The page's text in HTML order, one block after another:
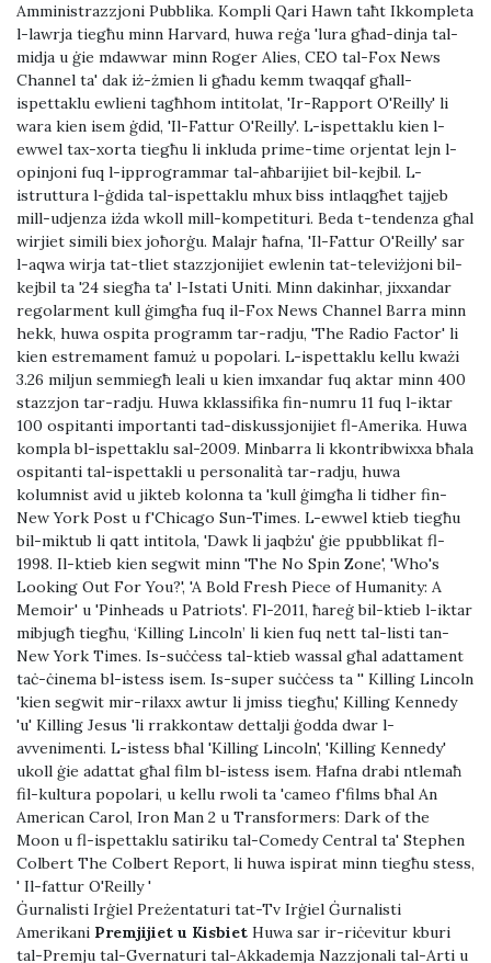
Amministrazzjoni Pubblika. Kompli Qari Hawn taħt Ikkompleta
l-lawrja tiegħu minn Harvard, huwa reġa 'lura għad-dinja tal-
midja u ġie mdawwar minn Roger Alies, CEO tal-Fox News
Channel ta' dak iż-żmien li għadu kemm twaqqaf għall-
ispettaklu ewlieni tagħhom intitolat, 'Ir-Rapport O'Reilly' li
wara kien isem ġdid, 'Il-Fattur O'Reilly'. L-ispettaklu kien l-
ewwel tax-xorta tiegħu li inkluda prime-time orjentat lejn l-
opinjoni fuq l-ipprogrammar tal-aħbarijiet bil-kejbil. L-
istruttura l-ġdida tal-ispettaklu mhux biss intlaqgħet tajjeb
mill-udjenza iżda wkoll mill-kompetituri. Beda t-tendenza għal
wirjiet simili biex joħorġu. Malajr ħafna, 'Il-Fattur O'Reilly' sar
l-aqwa wirja tat-tliet stazzjonijiet ewlenin tat-televiżjoni bil-
kejbil ta '24 siegħa ta' l-Istati Uniti. Minn dakinhar, jixxandar
regolarment kull ġimgħa fuq il-Fox News Channel Barra minn
hekk, huwa ospita programm tar-radju, 'The Radio Factor' li
kien estremament famuż u popolari. L-ispettaklu kellu kważi
3.26 miljun semmiegħ leali u kien imxandar fuq aktar minn 400
stazzjon tar-radju. Huwa kklassifika fin-numru 11 fuq l-iktar
100 ospitanti importanti tad-diskussjonijiet fl-Amerika. Huwa
kompla bl-ispettaklu sal-2009. Minbarra li kkontribwixxa bħala
ospitanti tal-ispettakli u personalità tar-radju, huwa
kolumnist avid u jikteb kolonna ta 'kull ġimgħa li tidher fin-
New York Post u f'Chicago Sun-Times. L-ewwel ktieb tiegħu
bil-miktub li qatt intitola, 'Dawk li jaqbżu' ġie ppubblikat fl-
1998. Il-ktieb kien segwit minn 'The No Spin Zone', 'Who's
Looking Out For You?', 'A Bold Fresh Piece of Humanity: A
Memoir' u 'Pinheads u Patriots'. Fl-2011, ħareġ bil-ktieb l-iktar
mibjugħ tiegħu, ‘Killing Lincoln’ li kien fuq nett tal-listi tan-
New York Times. Is-suċċess tal-ktieb wassal għal adattament
taċ-ċinema bl-istess isem. Is-super suċċess ta '' Killing Lincoln
'kien segwit mir-rilaxx awtur li jmiss tiegħu,' Killing Kennedy
'u' Killing Jesus 'li rrakkontaw dettalji ġodda dwar l-
avvenimenti. L-istess bħal 'Killing Lincoln', 'Killing Kennedy'
ukoll ġie adattat għal film bl-istess isem. Ħafna drabi ntlemaħ
fil-kultura popolari, u kellu rwoli ta 'cameo f'films bħal An
American Carol, Iron Man 2 u Transformers: Dark of the
Moon u fl-ispettaklu satiriku tal-Comedy Central ta' Stephen
Colbert The Colbert Report, li huwa ispirat minn tiegħu stess,
' Il-fattur O'Reilly '
Ġurnalisti Irġiel Preżentaturi tat-Tv Irġiel Ġurnalisti
Amerikani Premjijiet u Kisbiet Huwa sar ir-riċevitur kburi
tal-Premju tal-Gvernaturi tal-Akkademja Nazzjonali tal-Arti u